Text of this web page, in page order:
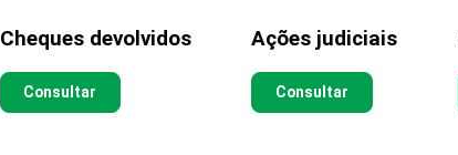
Cheques devolvidos
Consultar
Ações judiciais
Consultar